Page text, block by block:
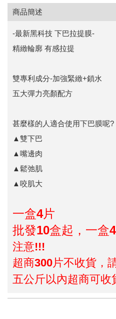
商品簡述
-最新黑科技 下巴拉提膜-
精緻輪廓 有感拉提
雙專利成分-加強緊緻+鎖水
五大彈力亮顏配方
甚麼樣的人適合使用下巴膜呢?
▲雙下巴
▲嘴邊肉
▲鬆弛肌
▲咬肌大
一盒4片
批發10盒起，一盒
注意!!!
超商300片不收貨，
五公斤以內超商可收